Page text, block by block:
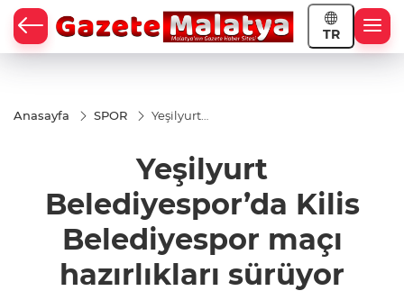
TR
Anasayfa SPOR
Yeşilyurt
Belediyespor
maçı hazırlıkları
sürüyor
Yeşilyurt
Belediyespor’da Kilis
Belediyespor maçı
hazırlıkları sürüyor